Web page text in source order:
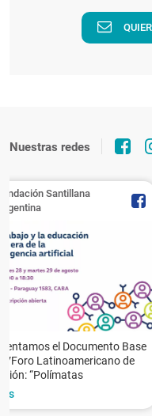
Nuestras redes
Santillana
el Documento Base
Latinoamericano de
“Polímatas